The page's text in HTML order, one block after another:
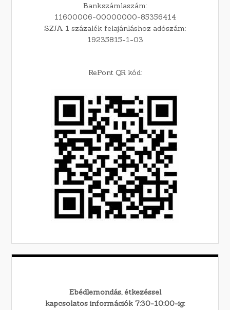
Bankszámlaszám:
11600006-00000000-85356414
SZJA 1 százalék felajánláshoz adószám:
19235815-1-03
RePont QR kód:
Ebédlemondás, étkezéssel
kapcsolatos információk 7:30-10:00-ig: